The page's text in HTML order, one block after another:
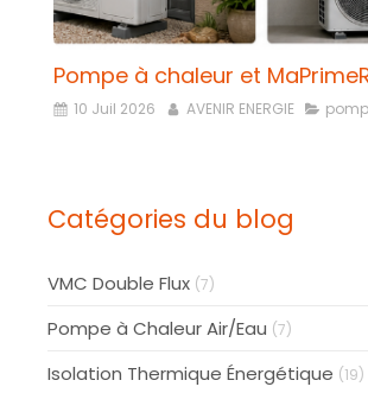
Pompe à chaleur et
10 Juil 2026 AVENIR ENERGIE
Catégories du blog
VMC Double Flux (7)
Pompe à Chaleur Air/Eau (7)
Isolation Thermique Énergétique (19)